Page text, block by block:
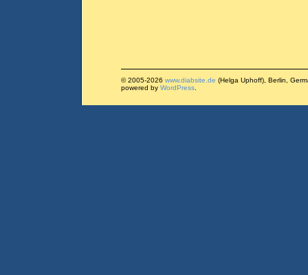
© 2005-2026 www.diabsite.de (Helga Uphoff), Berlin,
powered by WordPress.